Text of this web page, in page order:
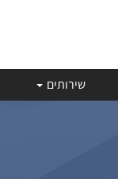
שירותים